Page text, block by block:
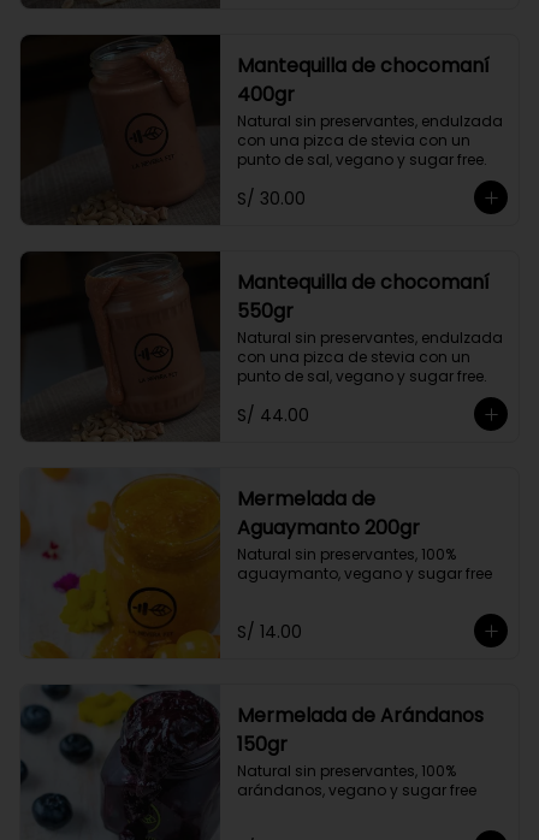
Mantequilla de chocomaní
400gr
Natural sin preservantes, endulzada
con una pizca de stevia con un
punto de sal, vegano y sugar free.
S/ 30.00
Mantequilla de chocomaní
550gr
Natural sin preservantes, endulzada
con una pizca de stevia con un
punto de sal, vegano y sugar free.
S/ 44.00
Mermelada de
Aguaymanto 200gr
Natural sin preservantes, 100%
aguaymanto, vegano y sugar free
S/ 14.00
Mermelada de Arándanos
150gr
Natural sin preservantes, 100%
arándanos, vegano y sugar free